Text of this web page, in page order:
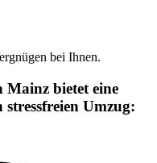
bei Ihnen.
Mainz bietet eine
Umzug: